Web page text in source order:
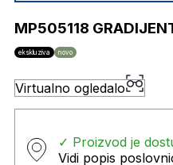
MP505118
ekskluziva novo
Virtualno ogledalo
✓ Proizvod je
Vidi popis